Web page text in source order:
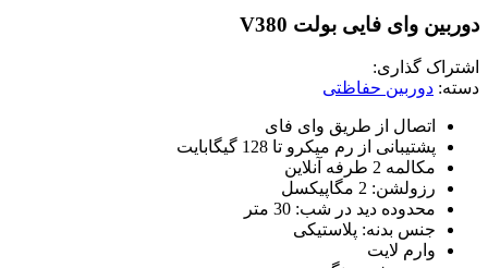
دوربین وای فایی بولت V380
اشتراک گذاری:
دسته: دوربین حفاظتی
اتصال از طریق وای فای
پشتیبانی از رم میکرو تا 128 گیگابایت
مکالمه 2 طرفه آنلاین
رزولشن: 2 مگاپیکسل
محدوده دید در شب: 30 متر
جنس بدنه: پلاستیکی
وارم لایت